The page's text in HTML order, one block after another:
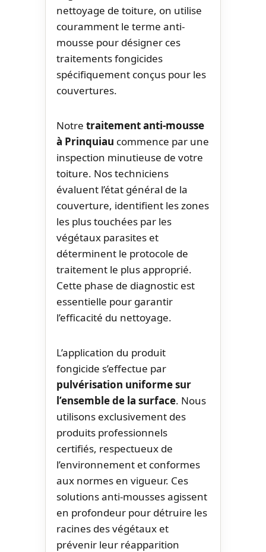
nettoyage de toiture, on utilise
couramment le terme anti-
mousse pour désigner ces
traitements fongicides
spécifiquement conçus pour les
couvertures.
Notre traitement anti-mousse
à Prinquiau commence par une
inspection minutieuse de votre
toiture. Nos techniciens
évaluent l’état général de la
couverture, identifient les zones
les plus touchées par les
végétaux parasites et
déterminent le protocole de
traitement le plus approprié.
Cette phase de diagnostic est
essentielle pour garantir
l’efficacité du nettoyage.
L’application du produit
fongicide s’effectue par
pulvérisation uniforme sur
l’ensemble de la surface. Nous
utilisons exclusivement des
produits professionnels
certifiés, respectueux de
l’environnement et conformes
aux normes en vigueur. Ces
solutions anti-mousses agissent
en profondeur pour détruire les
racines des végétaux et
prévenir leur réapparition